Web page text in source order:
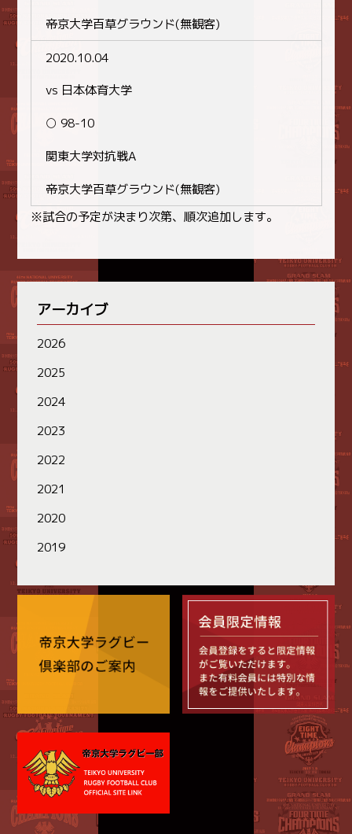
帝京大学百草グラウンド(無観客)
2020.10.04
vs 日本体育大学
○ 98-10
関東大学対抗戦A
帝京大学百草グラウンド(無観客)
※試合の予定が決まり次第、順次追加します。
アーカイブ
2026
2025
2024
2023
2022
2021
2020
2019